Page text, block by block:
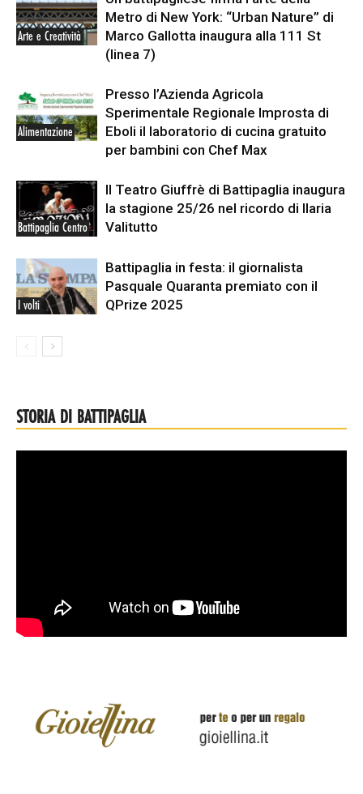
Arte e Creatività
Metro di New York: “Urban Nature” di
Marco Gallotta inaugura alla 111 St
(linea 7)
Alimentazione
Presso l’Azienda Agricola
Sperimentale Regionale Improsta di
Eboli il laboratorio di cucina gratuito
per bambini con Chef Max
Battipaglia Centro
Il Teatro Giuffrè di Battipaglia inaugura
la stagione 25/26 nel ricordo di Ilaria
Valitutto
I volti
Battipaglia in festa: il giornalista
Pasquale Quaranta premiato con il
QPrize 2025
STORIA DI BATTIPAGLIA